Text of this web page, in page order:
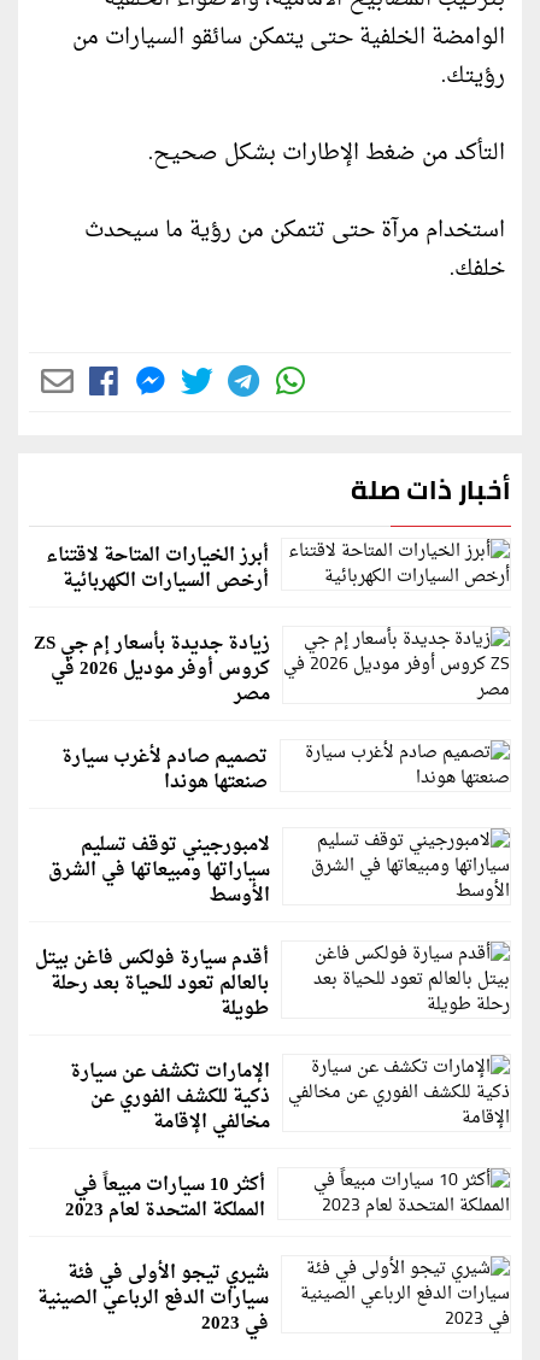
الوامضة الخلفية حتى يتمكن سائقو السيارات من
رؤيتك.
التأكد من ضغط الإطارات بشكل صحيح.
استخدام مرآة حتى تتمكن من رؤية ما سيحدث
خلفك.
أخبار ذات صلة
أبرز الخيارات المتاحة لاقتناء
أرخص السيارات الكهربائية
زيادة جديدة بأسعار إم جي ZS
كروس أوفر موديل 2026 في
مصر
تصميم صادم لأغرب سيارة
صنعتها هوندا
لامبورجيني توقف تسليم
سياراتها ومبيعاتها في الشرق
الأوسط
أقدم سيارة فولكس فاغن بيتل
بالعالم تعود للحياة بعد رحلة
طويلة
الإمارات تكشف عن سيارة
ذكية للكشف الفوري عن
مخالفي الإقامة
أكثر 10 سيارات مبيعاً في
المملكة المتحدة لعام 2023
شيري تيجو الأولى في فئة
سيارات الدفع الرباعي الصينية
في 2023